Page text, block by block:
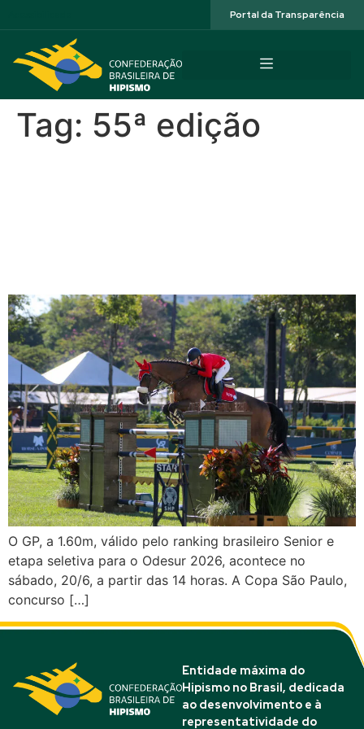
Portal da Transparência
Tag: 55ª edição
O GP, a 1.60m, válido pelo ranking brasileiro Senior e
etapa seletiva para o Odesur 2026, acontece no
sábado, 20/6, a partir das 14 horas. A Copa São Paulo,
concurso […]
Entidade máxima do
Hipismo no Brasil, dedicada
ao desenvolvimento e à
representatividade do